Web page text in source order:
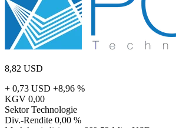
8,82 USD
+ 0,73 USD +8,96 %
KGV 0,00
Sektor Technologie
Div.-Rendite 0,00 %